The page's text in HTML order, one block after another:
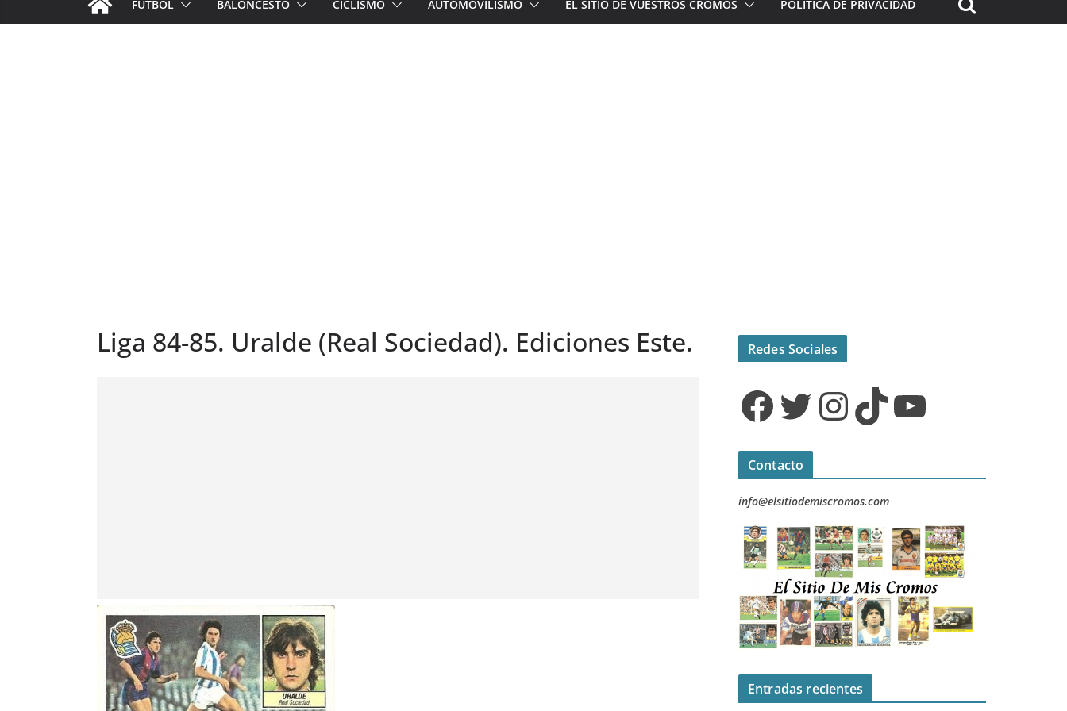
FÚTBOL BALONCESTO CICLISMO AUTOMOVILISMO EL SITIO DE VUESTROS CROMOS POLÍTICA DE PRIVACIDAD
Liga 84-85. Uralde (Real Sociedad). Ediciones Este. Redes Sociales
Facebook Twitter InstagramTikTok YouTube
Contacto
info@elsitiodemiscromos.com
Entradas recientes